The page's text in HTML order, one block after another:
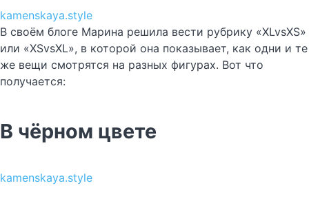
kamenskaya.style
В своём блоге Марина решила вести рубрику «XLvsXS»
или «XSvsXL», в которой она показывает, как одни и те
же вещи смотрятся на разных фигурах. Вот что
получается:
В чёрном цвете
kamenskaya.style